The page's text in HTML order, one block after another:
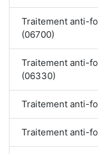
Traitement anti-
(06700)
Traitement anti-
(06330)
Traitement anti-
Traitement anti-